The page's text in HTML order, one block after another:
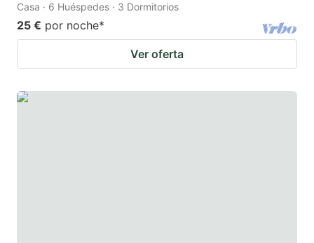
Casa · 6 Huéspedes · 3 Dormitorios
25 € por noche*
Ver oferta